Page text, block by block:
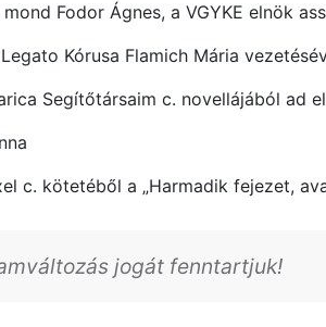
Fodor Ágnes, a VGYKE elnök
Kórusa Flamich Mária
Segítőtársaim c. novellájából ad
c. kötetéből a „Harmadik fejezet,
jogát fenntartjuk!